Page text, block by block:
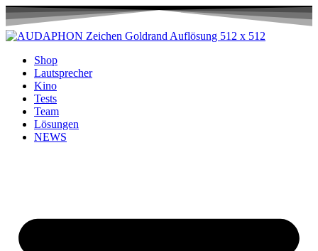
Shop
Lautsprecher
Kino
Tests
Team
Lösungen
NEWS